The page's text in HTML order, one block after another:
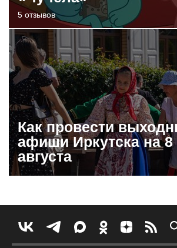
5 отзывов
Как провести
афиши Иркутска на 8
августа